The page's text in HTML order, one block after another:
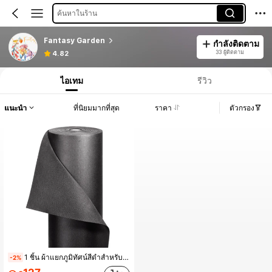
ค้นหาในร้าน
Fantasy Garden
4.82
กำลังติดตาม
33 ผู้ติดตาม
ไอเทม รีวิว
แนะนำ ที่นิยมมากที่สุด ราคา ตัวกรอง
-2% 1 ชิ้น ผ้าแยกภูมิทัศน์สีดำสำหรับงานหนัก, ซึมผ่านได้, เหมาะสำหรับสวน, สนามหญ้า, วิศวกรรมโยธา, การจัดสวนลานวิลล่า, ผ้าควบคุมวัชพืช